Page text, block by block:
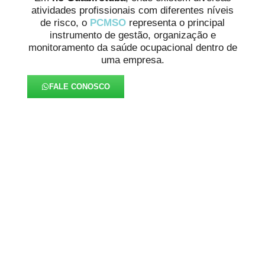
atividades profissionais com diferentes níveis
de risco, o PCMSO representa o principal
instrumento de gestão, organização e
monitoramento da saúde ocupacional dentro de
uma empresa.
FALE CONOSCO